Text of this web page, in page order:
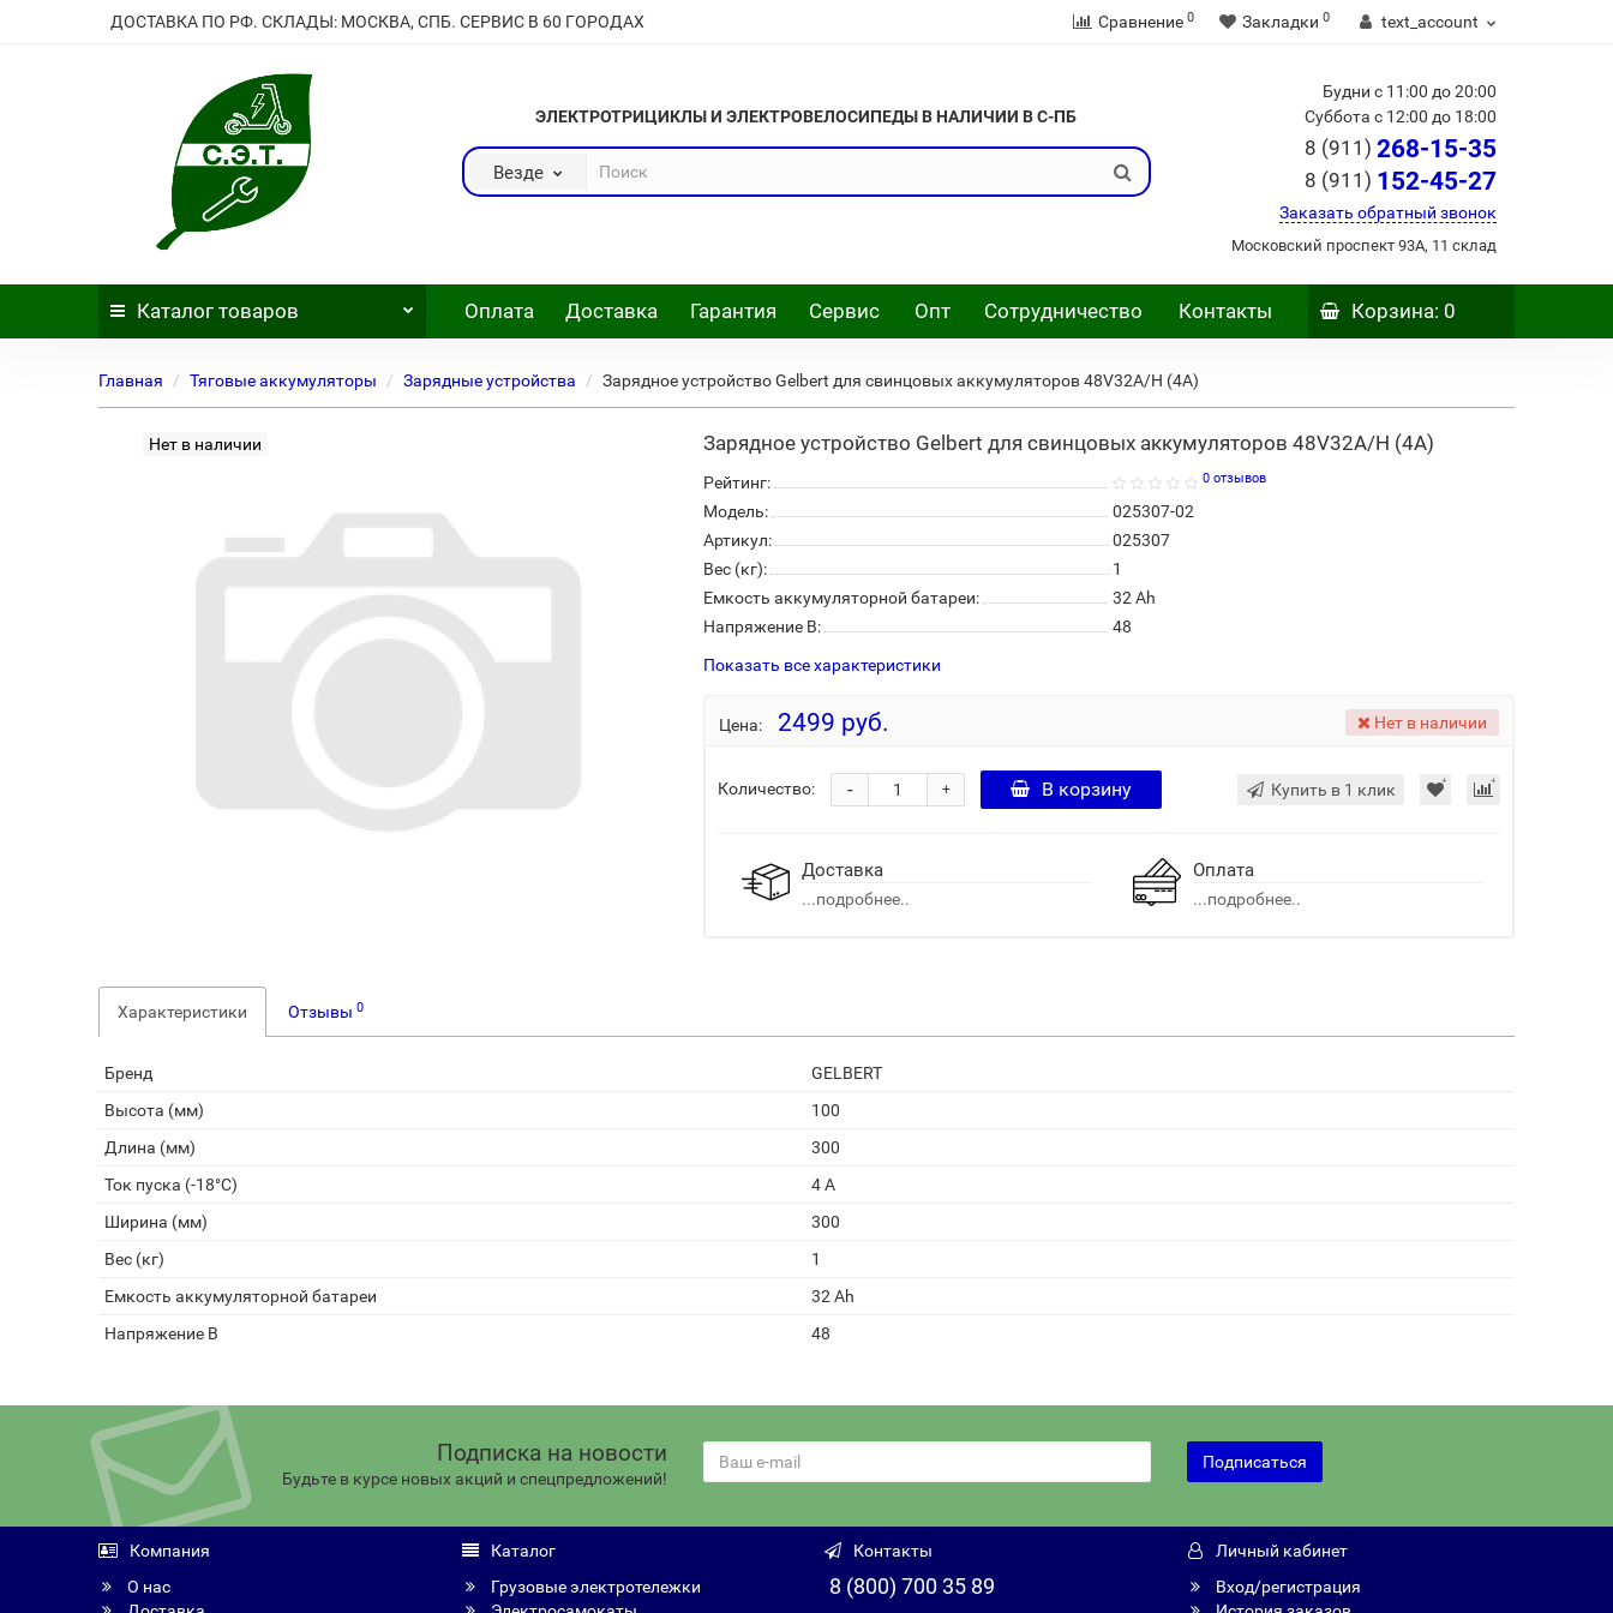
ДОСТАВКА ПО РФ. СКЛАДЫ: МОСКВА, СПБ. СЕРВИС В 60 ГОРОДАХ Сравнение 0 Закладки 0 text_account
ЭЛЕКТРОТРИЦИКЛЫ И ЭЛЕКТРОВЕЛОСИПЕДЫ В НАЛИЧИИ В С-ПБ
Везде
Будни с 11:00 до 20:00
Суббота с 12:00 до 18:00
8 (911) 268-15-35
8 (911) 152-45-27
Заказать обратный звонок
Московский проспект 93А, 11 склад
Каталог товаров Оплата Доставка Гарантия Сервис Опт Сотрудничество Контакты Корзина: 0
Главная Тяговые аккумуляторы Зарядные устройства Зарядное устройство Gelbert для свинцовых аккумуляторов 48V32A/H (4A)
Нет в наличии Зарядное устройство Gelbert для свинцовых аккумуляторов 48V32A/H (4A)
Рейтинг: 0 отзывов
Модель:
025307-02
Артикул:
025307
Вес (кг):
1
Емкость аккумуляторной батареи:
32 Ah
Напряжение В:
48
Показать все характеристики
Цена: 2499 руб. Нет в наличии
Количество: +
- В корзину Купить в 1 клик
Доставка
...подробнее..
Оплата
...подробнее..
Характеристики Отзывы0
Бренд
GELBERT
Высота (мм)
100
Длина (мм)
300
Ток пуска (-18°С)
4 А
Ширина (мм)
300
Вес (кг)
1
Емкость аккумуляторной батареи
32 Ah
Напряжение В
48
Подписка на новости
Будьте в курсе новых акций и спецпредложений!
Подписаться
Компания
О нас
Каталог
Грузовые электротележки
Контакты
8 (800) 700 35 89
Личный кабинет
Вход/регистрация